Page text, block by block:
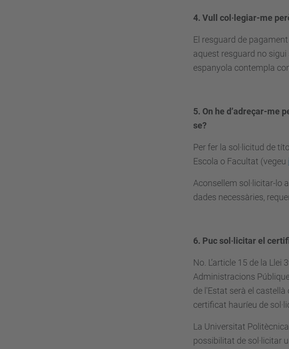
4. Vull col·legiar-me
El resguard de
aquest resguard no
espanyola contempla
5. On he d’adreçar-me
se?
Per fer la sol·licitud de
Escola o Facultat (vegeu
Aconsellem sol·licitar-lo
dades necessàries,
6. Puc sol·licitar el
No. L’article 15 de la
Administracions
de l'Estat serà el
certificat hauríeu de
La Universitat
possibilitat de sol·licitar